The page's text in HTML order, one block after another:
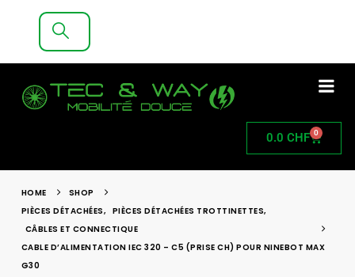
0.0CHF 0
HOME
SHOP
PIÈCES DÉTACHÉES, PIÈCES DÉTACHÉES TROTTINETTES,
CÂBLES ET CONNECTIQUE
CABLE D’ALIMENTATION IEC 320 – C5 (PRISE CH) POUR NINEBOT MAX
G30
LIVRAISON GRATUITE A PARTIR DE 200CHF